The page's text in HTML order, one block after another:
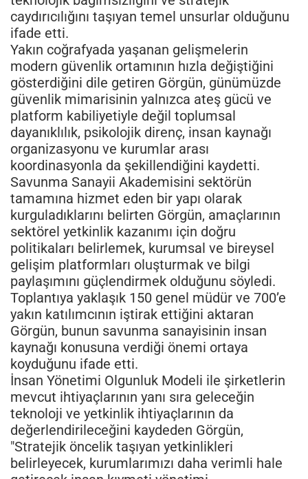
caydırıcılığını taşıyan temel unsurlar olduğunu
ifade etti.
Yakın coğrafyada yaşanan gelişmelerin
modern güvenlik ortamının hızla değiştiğini
gösterdiğini dile getiren Görgün, günümüzde
güvenlik mimarisinin yalnızca ateş gücü ve
platform kabiliyetiyle değil toplumsal
dayanıklılık, psikolojik direnç, insan kaynağı
organizasyonu ve kurumlar arası
koordinasyonla da şekillendiğini kaydetti.
Savunma Sanayii Akademisini sektörün
tamamına hizmet eden bir yapı olarak
kurguladıklarını belirten Görgün, amaçlarının
sektörel yetkinlik kazanımı için doğru
politikaları belirlemek, kurumsal ve bireysel
gelişim platformları oluşturmak ve bilgi
paylaşımını güçlendirmek olduğunu söyledi.
Toplantıya yaklaşık 150 genel müdür ve 700’e
yakın katılımcının iştirak ettiğini aktaran
Görgün, bunun savunma sanayisinin insan
kaynağı konusuna verdiği önemi ortaya
koyduğunu ifade etti.
İnsan Yönetimi Olgunluk Modeli ile şirketlerin
mevcut ihtiyaçlarının yanı sıra geleceğin
teknoloji ve yetkinlik ihtiyaçlarının da
değerlendirileceğini kaydeden Görgün,
"Stratejik öncelik taşıyan yetkinlikleri
belirleyecek, kurumlarımızı daha verimli hale